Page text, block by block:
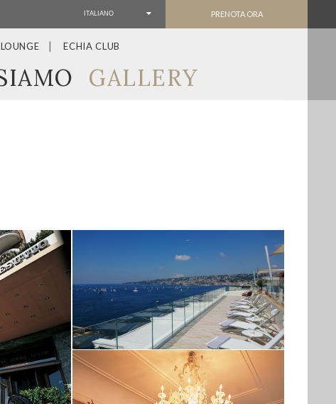
PRENOTA ORA
ITALIANO
ECHIA CLUB
GALLERY